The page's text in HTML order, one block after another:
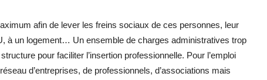
afin de lever les freins sociaux de ces personnes, leur
à un logement… Un ensemble de charges administratives trop
pour faciliter l’insertion professionnelle. Pour l’emploi
d’entreprises, de professionnels, d’associations mais